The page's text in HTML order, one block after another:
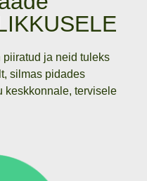
piiratud ja neid tuleks
silmas pidades
keskkonnale, tervisele